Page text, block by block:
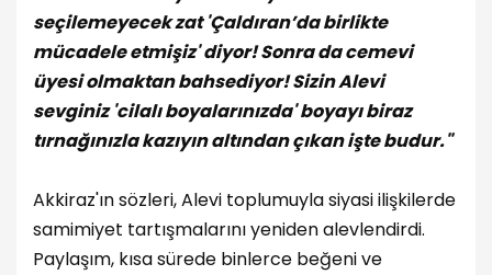
seçilemeyecek zat 'Çaldıran’da birlikte
mücadele etmişiz' diyor! Sonra da cemevi
üyesi olmaktan bahsediyor! Sizin Alevi
sevginiz 'cilalı boyalarınızda' boyayı biraz
tırnağınızla kazıyın altından çıkan işte budur."
Akkiraz'ın sözleri, Alevi toplumuyla siyasi ilişkilerde
samimiyet tartışmalarını yeniden alevlendirdi.
Paylaşım, kısa sürede binlerce beğeni ve